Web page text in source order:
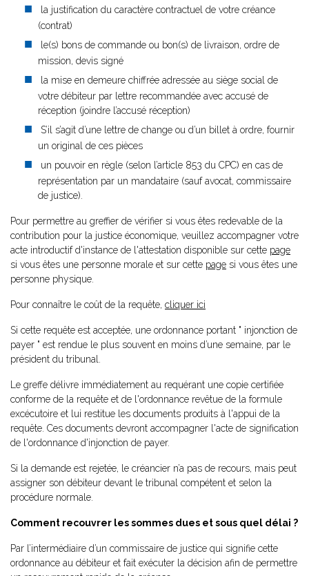
la justification du caractère contractuel de votre créance
(contrat)
le(s) bons de commande ou bon(s) de livraison, ordre de
mission, devis signé
la mise en demeure chiffrée adressée au siège social de
votre débiteur par lettre recommandée avec accusé de
réception (joindre l’accusé réception)
S’il s’agit d’une lettre de change ou d’un billet à ordre, fournir
un original de ces pièces
un pouvoir en règle (selon l’article 853 du CPC) en cas de
représentation par un mandataire (sauf avocat, commissaire
de justice).
Pour permettre au greffier de vérifier si vous êtes redevable de la
contribution pour la justice économique, veuillez accompagner votre
acte introductif d'instance de l'attestation disponible sur cette page
si vous êtes une personne morale et sur cette page si vous êtes une
personne physique.
Pour connaître le coût de la requête, cliquer ici
Si cette requête est acceptée, une ordonnance portant " injonction de
payer " est rendue le plus souvent en moins d’une semaine, par le
président du tribunal.
Le greffe délivre immédiatement au requérant une copie certifiée
conforme de la requête et de l'ordonnance revêtue de la formule
excécutoire et lui restitue les documents produits à l'appui de la
requête. Ces documents devront accompagner l'acte de signification
de l'ordonnance d'injonction de payer.
Si la demande est rejetée, le créancier n’a pas de recours, mais peut
assigner son débiteur devant le tribunal compétent et selon la
procédure normale.
Comment recouvrer les sommes dues et sous quel délai ?
Par l’intermédiaire d’un commissaire de justice qui signifie cette
ordonnance au débiteur et fait exécuter la décision afin de permettre